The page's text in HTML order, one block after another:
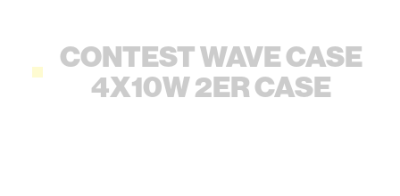
CONTEST WAVE CASE
4X10W 2ER CASE